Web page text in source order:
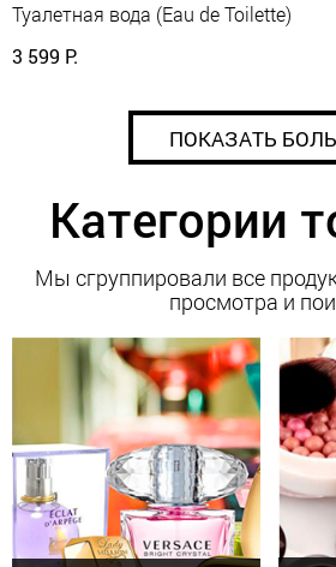
Туалетная вода (Eau de Toilette)
3 599 Р.
ПОКАЗАТЬ
Категории
Мы сгруппировали все
просмотра и